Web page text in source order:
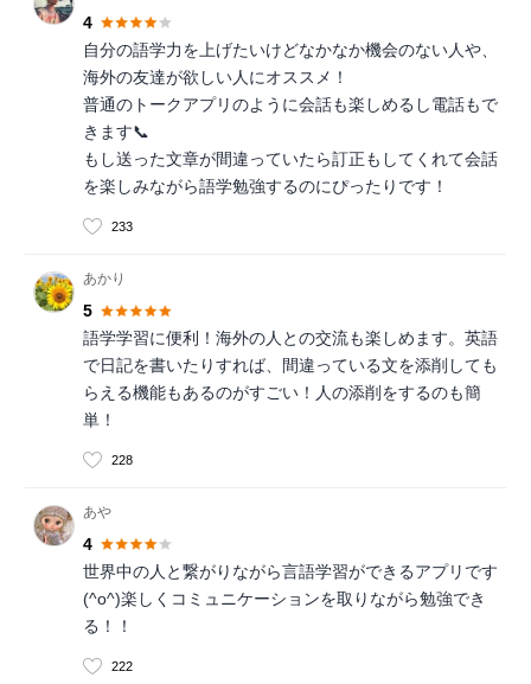
4
自分の語学力を上げたいけどなかなか機会のない人や、
海外の友達が欲しい人にオススメ！
普通のトークアプリのように会話も楽しめるし電話もで
きます📞
もし送った文章が間違っていたら訂正もしてくれて会話
を楽しみながら語学勉強するのにぴったりです！
233
あかり
5
語学学習に便利！海外の人との交流も楽しめます。英語
で日記を書いたりすれば、間違っている文を添削しても
らえる機能もあるのがすごい！人の添削をするのも簡
単！
228
あや
4
世界中の人と繋がりながら言語学習ができるアプリです
(^o^)楽しくコミュニケーションを取りながら勉強でき
る！！
222